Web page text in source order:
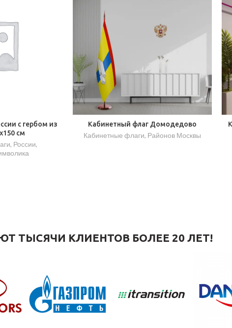
с гербом из
см
, России,
Кабинетный флаг Домодедово
Кабинетные флаги, Районов Москвы
ТЫСЯЧИ КЛИЕНТОВ БОЛЕЕ 20 ЛЕТ!